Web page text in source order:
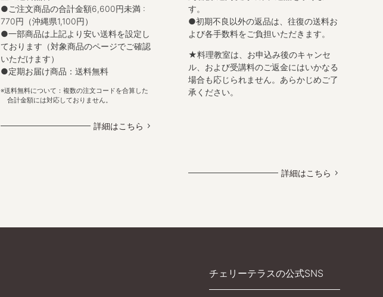
●ご注文商品の合計金額6,600円未満 :
770円（沖縄県1,100円）
●一部商品は上記より安い送料を設定し
ております（対象商品のページでご確認
いただけます）
●定期お届け商品：送料無料
送料無料について：複数の注文コードを合算した
合計金額には対応しておりません。
詳細はこちら
す。
●初期不良以外の返品は、往復の送料お
よび各手数料をご負担いただきます。
★料理教室は、お申込み後のキャンセ
ル、および受講料のご返金にはいかなる
場合も応じられません。あらかじめご了
承ください。
詳細はこちら
チェリーテラスの公式SNS